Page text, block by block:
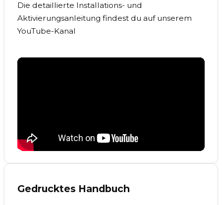
Die detaillierte Installations- und
Aktivierungsanleitung findest du auf unserem
YouTube-Kanal
Gedrucktes Handbuch